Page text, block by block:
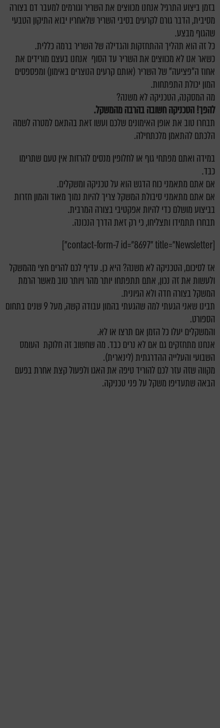
בזמן ביצוע התרגיל אנחנו מכווצים את השריר וגורמים למעבר דם בצורה
מסיבית, הדבר גורם לקרעים בסיבי השריר שלאחריו יבוא התיקון הטבעי
שהגוף מבצע.
כל זה הוא תהליך ההתחזקות והגדילה של השריר ברמה כללית.
כשאר אנו לא מכווצים את השריר עד הסוף אנחנו בעצם מורידים את
אחוז ה"פציעה" של השריר (אותם קרעים הנוצרים באימון) ומפספסים
המון יכולת התפתחות.
מה המסקנה, הטכניקה לא משנה?
להפך! הטכניקה חשובה בהרבה מהמשקל.
תבחרו טוב את אופן האימונים שלכם ועשו זאת בהתאם למטרה לשמה
הלכתם להתאמן מלכתחילה.
במידה ואתם מפתחי גוף או לחלופין מנסים להרזות אין טעם שתרימו
כבד.
אם אתם מתאמני כוח הדגש הוא על טכניקה ומשקלים.
אם אתם מתאמני סיבולת המשקל צריך להיות נמוך מאוד והמון חזרות
בביצוע מושלם כדי להיות אפקטיבי בצורה המרבית.
תבחרו תתמידו ותצליחו, כי רק זאת הדרך הנכונה.
[contact-form-7 id="8697" title="Newsletter"]
אז לסיכום, הטכניקה לא משנה? היא כן. עדיף לכם להרים חצי מהמשקל
ולעשות את זה נכון, אתם תתפתחו יותר מהר ויותר טוב מאשר הרמת
המשקל בצורה חדה ולא הגיונית.
תבינו שאני הגעתי למה שהגעתי בהמון עבודה קשה, מעל 9 שנים בתחום
הספורט.
והמשקלים יעלו כל הזמן אם תרצו או לא.
אנחנו מתחזקים גם אם לא נרים כבד. מה שחשוב זה חלוקת העומס
השבועי והעלייה ההדרגתית (לינארית).
מקווה שזה עזר לכם להוריד טיפה את האגו ולפעול קצת אחרת בפעם
הבאה שתעדיפו משקל על פני טכניקה.